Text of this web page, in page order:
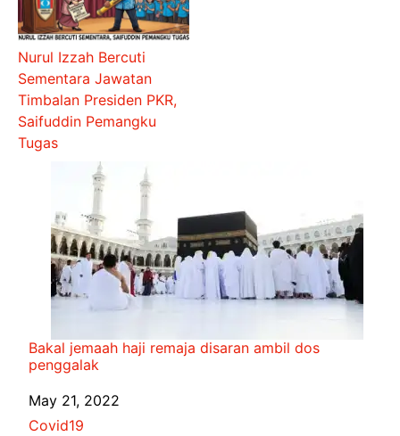
Nurul Izzah Bercuti
Sementara Jawatan
Timbalan Presiden PKR,
Saifuddin Pemangku
Tugas
Bakal jemaah haji remaja disaran ambil dos
penggalak
Date
May 21, 2022
In relation to
Covid19